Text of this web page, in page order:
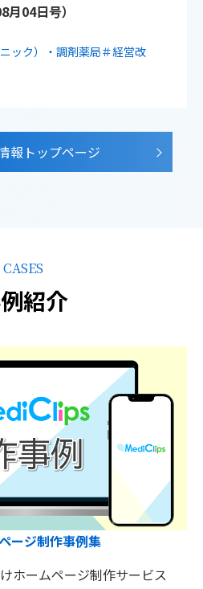
04日号）
ック）・調剤薬局＃経営改
報トップページ
CASES
紹介
ージ制作事例集
ホームページ制作サービス